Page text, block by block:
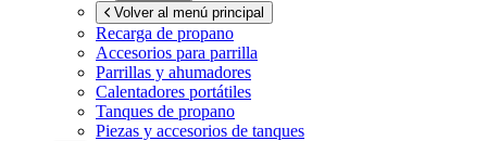
Volver al menú principal
Recarga de propano
Accesorios para parrilla
Parrillas y ahumadores
Calentadores portátiles
Tanques de propano
Piezas y accesorios de tanques